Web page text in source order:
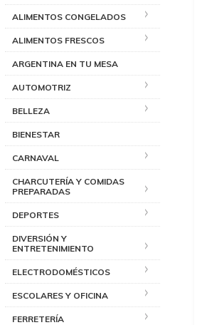
ALIMENTOS CONGELADOS
ALIMENTOS FRESCOS
ARGENTINA EN TU MESA
AUTOMOTRIZ
BELLEZA
BIENESTAR
CARNAVAL
CHARCUTERÍA Y COMIDAS
PREPARADAS
DEPORTES
DIVERSIÓN Y
ENTRETENIMIENTO
ELECTRODOMÉSTICOS
ESCOLARES Y OFICINA
FERRETERÍA